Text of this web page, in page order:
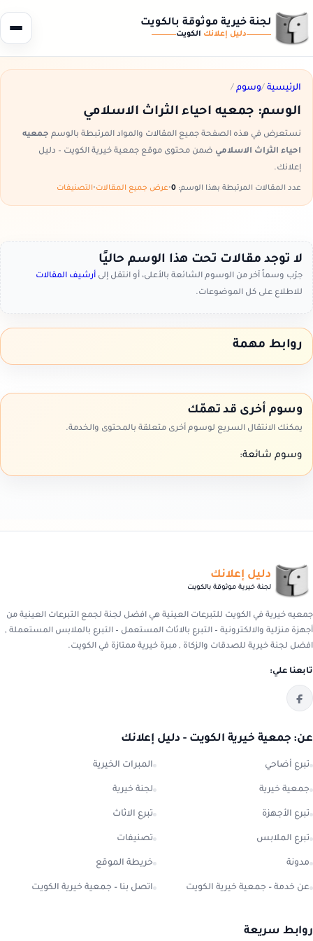
لجنة خيرية موثوقة بالكويت
دليل إعلانك الكويت
الرئيسية /وسوم /
الوسم: جمعيه احياء الثراث الاسلامي
نستعرض في هذه الصفحة جميع المقالات والمواد المرتبطة بالوسم جمعيه
احياء الثراث الاسلامي ضمن محتوى موقع جمعية خيرية الكويت – دليل
إعلانك.
عدد المقالات المرتبطة بهذا الوسم: •عرض جميع المقالات•التصنيفات
لا توجد مقالات تحت هذا الوسم حاليًا
جرّب وسماً آخر من الوسوم الشائعة بالأعلى، أو انتقل إلى أرشيف المقالات
للاطلاع على كل الموضوعات.
روابط مهمة
وسوم أخرى قد تهمّك
يمكنك الانتقال السريع لوسوم أخرى متعلقة بالمحتوى والخدمة.
وسوم شائعة:
دليل إعلانك
لجنة خيرية موثوقة بالكويت
جمعيه خيرية في الكويت للتبرعات العينية هي افضل لجنة لجمع التبرعات العينية من
أجهزة منزلية والالكترونية – التبرع بالاثاث المستعمل – التبرع بالملابس المستعملة ,
افضل لجنة خيرية للصدقات والزكاة , مبرة خيرية ممتازة في الكويت.
تابعنا علي:
عن: جمعية خيرية الكويت - دليل إعلانك
تبرع أضاحي المبرات الخيرية
جمعية خيرية لجنة خيرية
تبرع الأجهزة تبرع الاثاث
تبرع الملابس تصنيفات
مدونة خريطة الموقع
عن خدمة – جمعية خيرية الكويت اتصل بنا – جمعية خيرية الكويت
روابط سريعة